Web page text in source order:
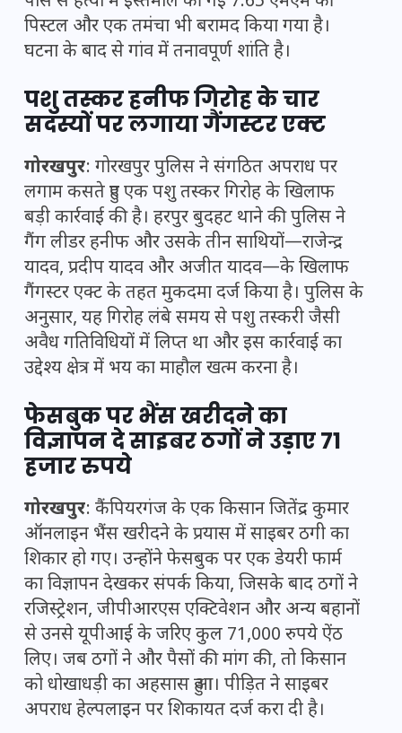
पिस्टल और एक तमंचा भी बरामद किया गया है।
घटना के बाद से गांव में तनावपूर्ण शांति है।
पशु तस्कर हनीफ गिरोह के चार
सदस्यों पर लगाया गैंगस्टर एक्ट
गोरखपुर: गोरखपुर पुलिस ने संगठित अपराध पर
लगाम कसते हुए एक पशु तस्कर गिरोह के खिलाफ
बड़ी कार्रवाई की है। हरपुर बुदहट थाने की पुलिस ने
गैंग लीडर हनीफ और उसके तीन साथियों—राजेन्द्र
यादव, प्रदीप यादव और अजीत यादव—के खिलाफ
गैंगस्टर एक्ट के तहत मुकदमा दर्ज किया है। पुलिस के
अनुसार, यह गिरोह लंबे समय से पशु तस्करी जैसी
अवैध गतिविधियों में लिप्त था और इस कार्रवाई का
उद्देश्य क्षेत्र में भय का माहौल खत्म करना है।
फेसबुक पर भैंस खरीदने का
विज्ञापन दे साइबर ठगों ने उड़ाए 71
हजार रुपये
गोरखपुर: कैंपियरगंज के एक किसान जितेंद्र कुमार
ऑनलाइन भैंस खरीदने के प्रयास में साइबर ठगी का
शिकार हो गए। उन्होंने फेसबुक पर एक डेयरी फार्म
का विज्ञापन देखकर संपर्क किया, जिसके बाद ठगों ने
रजिस्ट्रेशन, जीपीआरएस एक्टिवेशन और अन्य बहानों
से उनसे यूपीआई के जरिए कुल 71,000 रुपये ऐंठ
लिए। जब ठगों ने और पैसों की मांग की, तो किसान
को धोखाधड़ी का अहसास हुआ। पीड़ित ने साइबर
अपराध हेल्पलाइन पर शिकायत दर्ज करा दी है।